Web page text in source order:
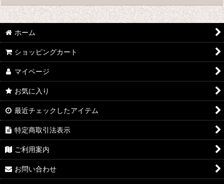
ホーム
ショッピングカート
マイページ
お気に入り
最近チェックしたアイテム
特定商取引法表示
ご利用案内
お問い合わせ